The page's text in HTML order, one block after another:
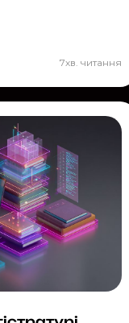
7хв. читання